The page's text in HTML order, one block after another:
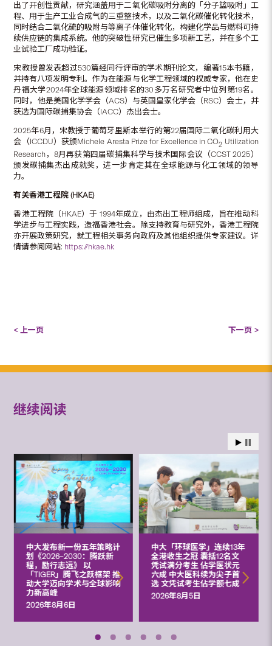
出了开创性贡献，研究涵盖用于二氧化碳吸附分离的「分子篮吸附」工
程、用于生产工业合成气的三重整技术，以及二氧化碳催化转化技术，
同时结合二氧化硫的吸附与等离子体催化转化，构建化学品与燃料可持
续供应链的集成系统。他的突破性研究已催生多项新工艺，并在多个工
业试验工厂成功验证。
宋教授曾发表超过530篇经同行评审的学术期刊论文，编著15本书籍，
并持有八项发明专利。作为在能源与化学工程领域的权威专家，他在史
丹福大学2024年全球能源领域排名的30多万名研究者中位列第19名。
同时，他是美国化学学会（ACS）与英国皇家化学会（RSC）会士，并
获选为国际碳捕集协会（IACC）杰出会士。
2025年6月，宋教授于葡萄牙里斯本举行的第22届国际二氧化碳利用大
会（ICCDU）获颁Michele Aresta Prize for Excellence in CO2 Utilization
Research，8月再获第四届碳捕集科学与技术国际会议（CCST 2025）
颁发碳捕集杰出成就奖，进一步肯定其在全球能源与化工领域的领导
力。
有关香港工程院 (HKAE)
香港工程院（HKAE）于 1994年成立，由杰出工程师组成，旨在推动科
学进步与工程实践，造福香港社会。除支持教育与研究外，香港工程院
亦开展政策研究，就工程相关事务向政府及其他组织提供专家建议。详
情请参阅网站: https://hkae.hk
< 上一页 下一页 >
继续阅读
中大发布新一份五年策略计
划《2026‒2030：腾跃新
程，励行志远》 以
「TIGER」腾飞之跃框架 推
动大学迈向学术与全球影响
力新高峰
2026年8月6日
中大「环球医学」连续13年
全港收生之冠 囊括12名文
凭试满分考生 佔学医状元
六成 中大医科续为尖子首
选 文凭试考生佔学额七成
2026年8月5日